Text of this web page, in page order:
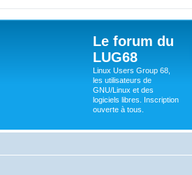
Le forum du
LUG68
Linux Users Group 68,
les utilisateurs de
GNU/Linux et des
logiciels libres. Inscription
ouverte à tous.